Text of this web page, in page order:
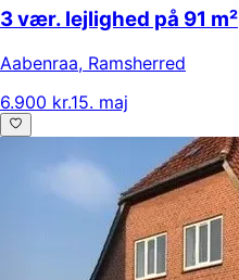
3 vær. lejlighed på 91 m²
Aabenraa, Ramsherred
6.900 kr.15. maj